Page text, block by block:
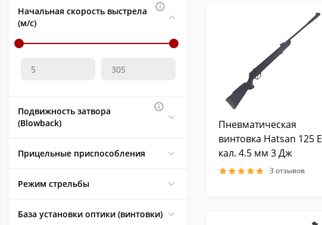
Начальная скорость выстрела
(м/с)
Подвижность затвора
(Blowback)
Прицельные приспособления
Режим стрельбы
База установки оптики (винтовки)
Пневматическая
винтовка Hatsan 125 E
кал. 4.5 мм 3 Дж
3 отзывов